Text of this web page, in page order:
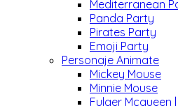
Mediterranean
Panda Party
Pirates Party
Emoji Party
Personaje Animate
Mickey Mouse
Minnie Mouse
Fulger Mcqueen